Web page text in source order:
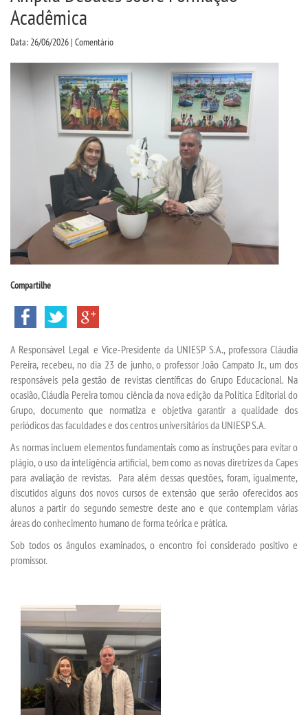
CPSA
PROUNI
CURSOS
BACHARELADOS
LICENCIATURAS
TECNOLÓGICOS
VESTIBULAR
TRANSFERÊNCIA
SEGUNDA GRADUAÇÃO
MATRÍCULA
EDITAL
PUBLICAÇÕES
DESTAQUES
UNIESP NEWS
WEBMAIL
PORTAL DE ALUNOS
Acadêmica
Data: 26/06/2026 | Comentário
Compartilhe
A Responsável Legal e Vice-Presidente da UNIESP S.A., professora Cláudia
Pereira, recebeu, no dia 23 de junho, o professor João Campato Jr., um dos
responsáveis pela gestão de revistas científicas do Grupo Educacional. Na
ocasião, Cláudia Pereira tomou ciência da nova edição da Política Editorial do
Grupo, documento que normatiza e objetiva garantir a qualidade dos
periódicos das faculdades e dos centros universitários da UNIESP S.A.
As normas incluem elementos fundamentais como as instruções para evitar o
plágio, o uso da inteligência artificial, bem como as novas diretrizes da Capes
para avaliação de revistas. Para além dessas questões, foram, igualmente,
discutidos alguns dos novos cursos de extensão que serão oferecidos aos
alunos a partir do segundo semestre deste ano e que contemplam várias
áreas do conhecimento humano de forma teórica e prática.
Sob todos os ângulos examinados, o encontro foi considerado positivo e
promissor.